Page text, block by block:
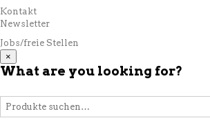
Kontakt
Newsletter
Jobs/freie Stellen
×
What are you looking for?